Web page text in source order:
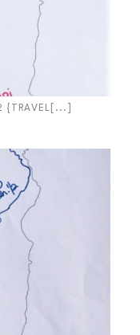
{TRAVEL[...]